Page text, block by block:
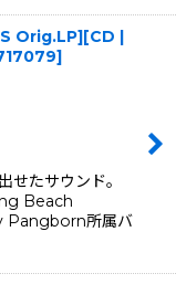
Orig.LP][CD |
]
せたサウンド。
Beach
Pangborn所属バ